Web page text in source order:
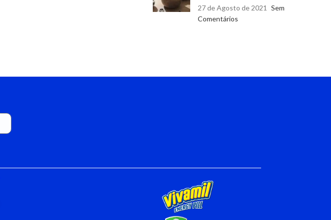
27 de Agosto de 2021
Sem
Comentários